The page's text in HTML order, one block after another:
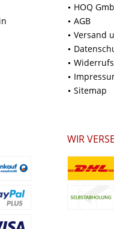
HOQ
AGB
Versand
Sitemap
WIR